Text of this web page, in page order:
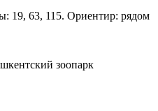
19, 63, 115. Ориентир: рядом
зоопарк